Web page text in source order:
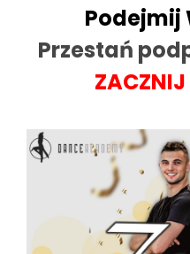
Podejmij
Przestań
ZACZNIJ